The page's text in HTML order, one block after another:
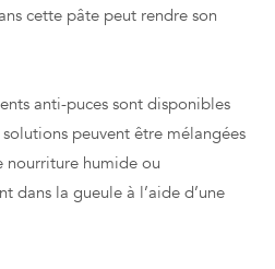
cette pâte peut rendre son
anti-puces sont disponibles
peuvent être mélangées
humide ou
dans la gueule à l’aide d’une